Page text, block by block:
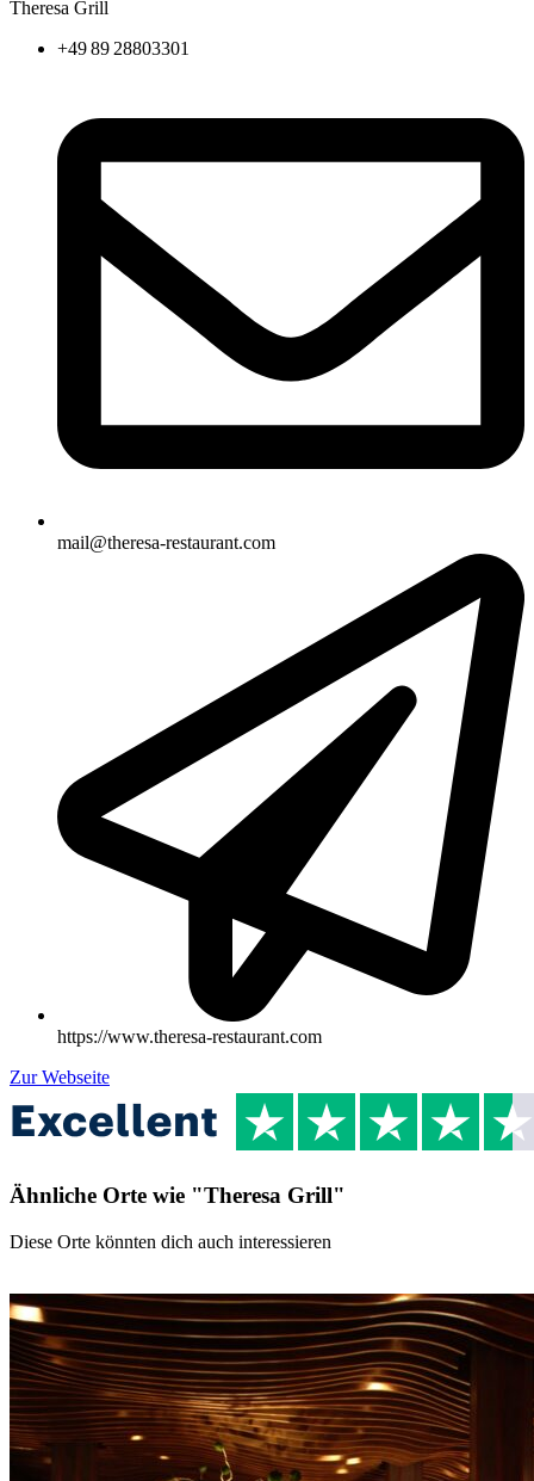
Theresa Grill
+49 89 28803301
mail@theresa-restaurant.com
https://www.theresa-restaurant.com
Zur Webseite
Ähnliche Orte wie "Theresa Grill"
Diese Orte könnten dich auch interessieren